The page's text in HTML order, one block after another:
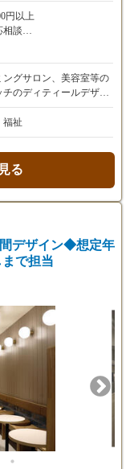
円以上
相談
月有り）
円
度+交通費
年2回）・有給あり
グサロン、美容室等の
のディティールデザイ
ィネート、マンション
施設等
福祉
る
デザイン◆想定年
で担当